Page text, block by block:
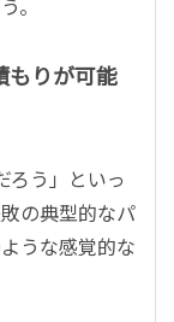
。
もりが可能
ろう」といっ
の典型的なパ
うな感覚的な